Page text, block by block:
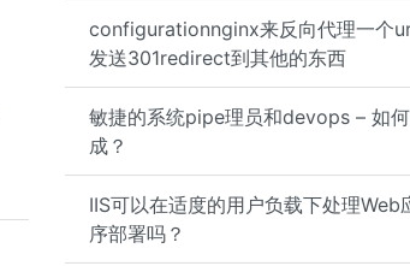
configurationnginx来反向代理一个
发送301redirect到其他的东西
敏捷的系统pipe理员和devops – 如
成？
IIS可以在适度的用户负载下处理Web
序部署吗？